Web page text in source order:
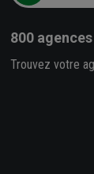
800 agences
Trouvez votre